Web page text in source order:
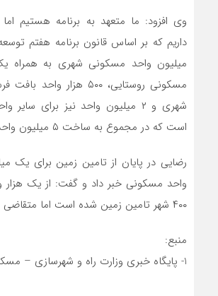
وی افزود: ما متعهد به برنامه هستیم
داریم که بر اساس قانون برنامه هفتم
میلیون واحد مسکونی شهری به همراه
مسکونی روستایی، ۵۰۰ هزار
شهری و ۲ میلیون واحد نیز برای
است که در مجموع به ساخت ۵ میلیون واحد می‌رسد.
۴۰۰ شهر تامین زمین شده است اما متقاضی ندارد.
منبع:
1- پایگاه خبری وزارت راه و شهرسازی – مسکن و شهرسازی